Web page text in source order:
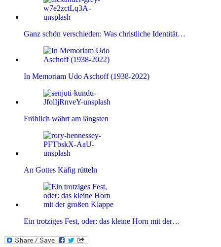
Ganz schön verschieden: Was christliche Identität…
In Memoriam Udo Aschoff (1938-2022)
Fröhlich währt am längsten
An Gottes Käfig rütteln
Ein trotziges Fest, oder: das kleine Horn mit der…